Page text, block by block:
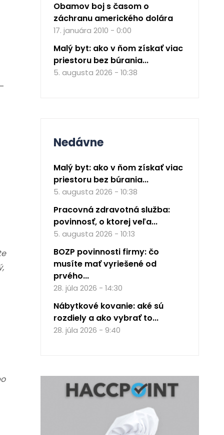
Obamov boj s časom o
záchranu amerického dolára
17. januára 2010 - 0:00
Malý byt: ako v ňom získať viac
priestoru bez búrania...
5. augusta 2026 - 10:38
Nedávne
Malý byt: ako v ňom získať viac
priestoru bez búrania...
5. augusta 2026 - 10:38
Pracovná zdravotná služba:
povinnosť, o ktorej veľa...
5. augusta 2026 - 10:13
BOZP povinnosti firmy: čo
musíte mať vyriešené od
prvého...
28. júla 2026 - 14:30
Nábytkové kovanie: aké sú
rozdiely a ako vybrať to...
28. júla 2026 - 9:40